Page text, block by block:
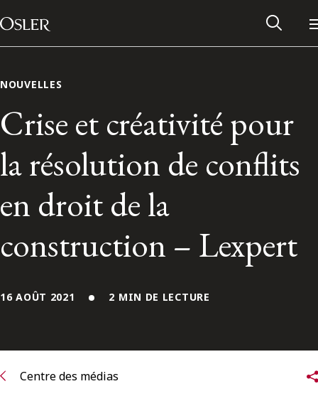
Passer au contenu
Main Navigation
Contactez-nous
S’abonner aux articles Osler
NOUVELLES
Crise et créativité pour
la résolution de conflits
en droit de la
construction – Lexpert
16 AOÛT 2021 2 MIN DE LECTURE
Centre des médias